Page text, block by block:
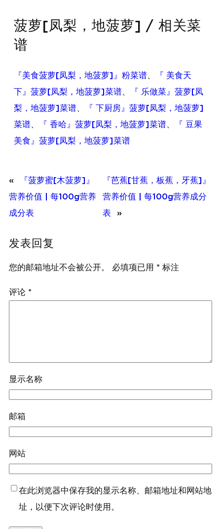
菠萝[凤梨，地菠萝] / 相关菜
谱
『美食菠萝[凤梨，地菠萝]』粉菜谱、
『 美食天
下』菠萝[凤梨，地菠萝]菜谱、
『 乐做菜』菠萝[凤
梨，地菠萝]菜谱、
『 下厨房』菠萝[凤梨，地菠萝]
菜谱、 『 香哈』菠萝[凤梨，地菠萝]菜谱、
『 豆果
美食』菠萝[凤梨，地菠萝]菜谱
«
『菠萝蜜[木菠萝]』
营养价值 | 每100g营养
成分表
『芭蕉[甘蕉，板蕉，牙蕉]』
营养价值 | 每100g营养成分
表
»
发表回复
您的邮箱地址不会被公开。 必填项已用 * 标注
评论 *
显示名称
邮箱
网站
在此浏览器中保存我的显示名称、邮箱地址和网站地
址，以便下次评论时使用。